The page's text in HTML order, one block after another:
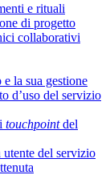
e rituali
di progetto
collaborativi
la sua gestione
d’uso del servizio
touchpointdel
utente del servizio